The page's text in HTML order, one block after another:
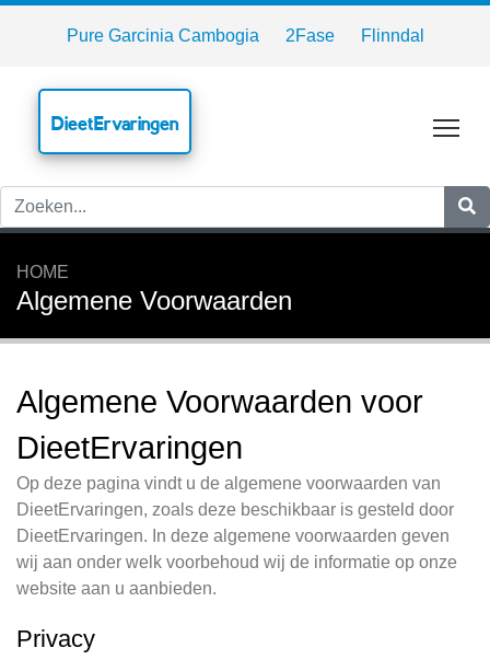
Pure Garcinia Cambogia 2Fase Flinndal
DieetErvaringen
HOME
Algemene Voorwaarden
Algemene Voorwaarden voor
DieetErvaringen
Op deze pagina vindt u de algemene voorwaarden van
DieetErvaringen, zoals deze beschikbaar is gesteld door
DieetErvaringen. In deze algemene voorwaarden geven
wij aan onder welk voorbehoud wij de informatie op onze
website aan u aanbieden.
Privacy